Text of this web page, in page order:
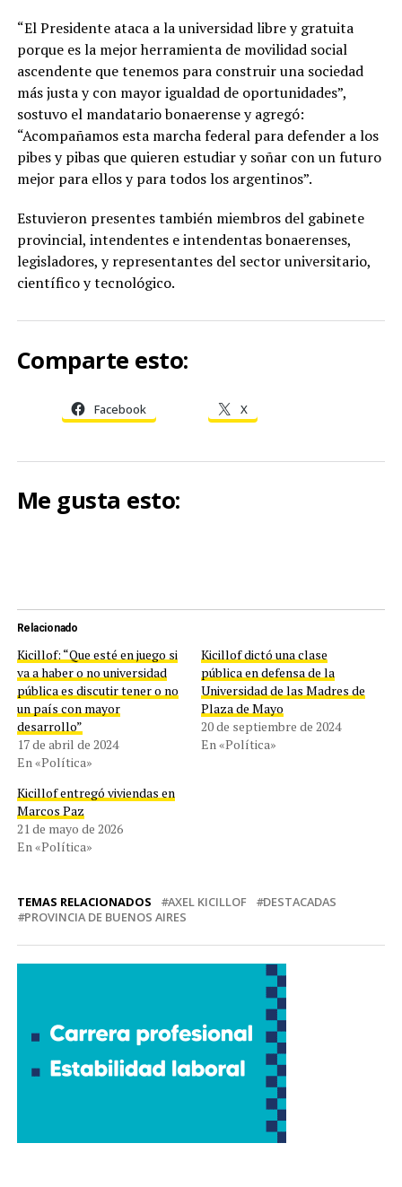
“El Presidente ataca a la universidad libre y gratuita
porque es la mejor herramienta de movilidad social
ascendente que tenemos para construir una sociedad
más justa y con mayor igualdad de oportunidades”,
sostuvo el mandatario bonaerense y agregó:
“Acompañamos esta marcha federal para defender a los
pibes y pibas que quieren estudiar y soñar con un futuro
mejor para ellos y para todos los argentinos”.
Estuvieron presentes también miembros del gabinete
provincial, intendentes e intendentas bonaerenses,
legisladores, y representantes del sector universitario,
científico y tecnológico.
Comparte esto:
Facebook X
Me gusta esto:
Relacionado
Kicillof: “Que esté en juego si
va a haber o no universidad
pública es discutir tener o no
un país con mayor
desarrollo”
17 de abril de 2024
En «Política»
Kicillof dictó una clase
pública en defensa de la
Universidad de las Madres de
Plaza de Mayo
20 de septiembre de 2024
En «Política»
Kicillof entregó viviendas en
Marcos Paz
21 de mayo de 2026
En «Política»
TEMAS RELACIONADOS AXEL KICILLOF
DESTACADAS
PROVINCIA DE BUENOS AIRES